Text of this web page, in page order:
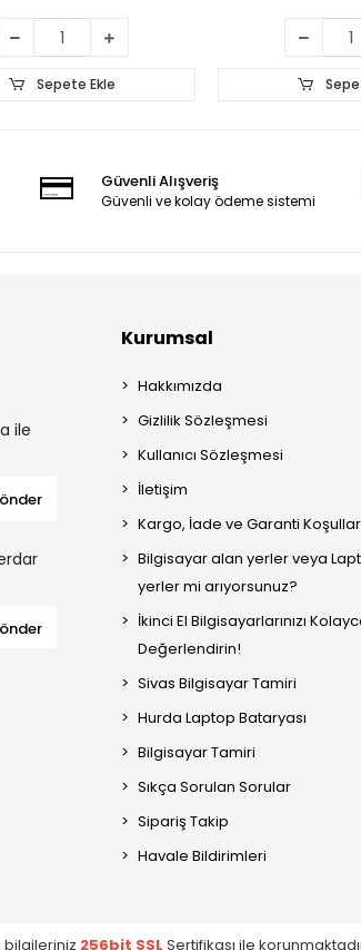
Sepete Ekle
Güvenli Alışveriş
Güvenli ve kolay ödeme sistemi
ile
Kurumsal
Hakkımızda
Gizlilik Sözleşmesi
Kullanıcı Sözleşmesi
İletişim
Kargo, İade ve Garanti
Bilgisayar alan yerler veya
yerler mi arıyorsunuz?
İkinci El Bilgisayarlarınızı
Değerlendirin!
Sivas Bilgisayar Tamiri
Hurda Laptop Bataryası
Bilgisayar Tamiri
Sıkça Sorulan Sorular
Sipariş Takip
Havale Bildirimleri
bilgileriniz 256bit SSL Sertifikası ile